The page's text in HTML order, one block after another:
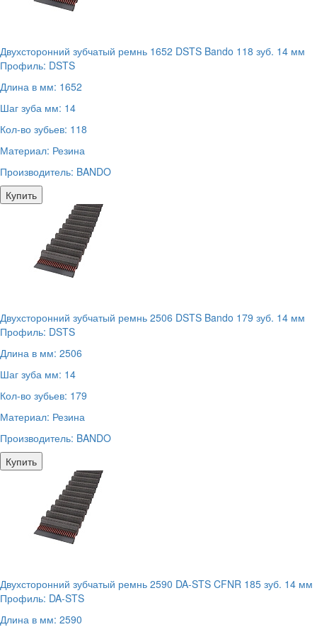
Двухсторонний зубчатый ремнь 1652 DSTS Bando 118 зуб. 14 мм
Профиль: DSTS
Длина в мм: 1652
Шаг зуба мм: 14
Кол-во зубьев: 118
Материал: Резина
Производитель: BANDO
Купить
Двухсторонний зубчатый ремнь 2506 DSTS Bando 179 зуб. 14 мм
Профиль: DSTS
Длина в мм: 2506
Шаг зуба мм: 14
Кол-во зубьев: 179
Материал: Резина
Производитель: BANDO
Купить
Двухсторонний зубчатый ремнь 2590 DA-STS CFNR 185 зуб. 14 мм
Профиль: DA-STS
Длина в мм: 2590